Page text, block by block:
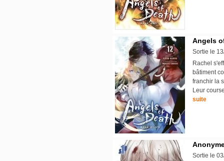
Angels
Sortie le
Rachel
bâtiment
franchir la
Leur
suite
Sortie le